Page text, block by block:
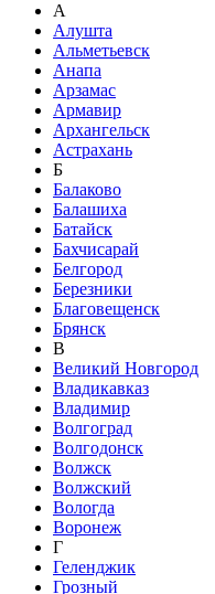
А
Алушта
Альметьевск
Анапа
Арзамас
Армавир
Архангельск
Астрахань
Б
Балаково
Балашиха
Батайск
Бахчисарай
Белгород
Березники
Благовещенск
Брянск
В
Великий Новгород
Владикавказ
Владимир
Волгоград
Волгодонск
Волжск
Волжский
Вологда
Воронеж
Г
Геленджик
Грозный